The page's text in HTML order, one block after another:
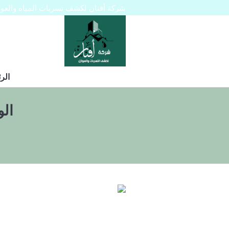
شركة أفنان لكشف تسربات المياه والعوازل